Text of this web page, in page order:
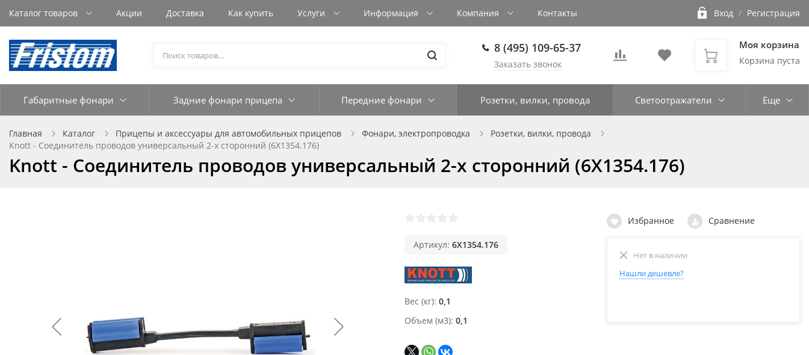
Каталог товаров Акции Доставка Как купить Услуги Информация Компания Контакты Вход / Регистрация
8 (495) 109-65-37
Заказать звонок
Моя корзина
Корзина пуста
Габаритные фонари Задние фонари прицепа Передние фонари Розетки, вилки, провода Светоотражатели Еще
Главная Каталог Прицепы и аксессуары для автомобильных прицепов Фонари, электропроводка
Розетки, вилки, провода
Knott - Соединитель проводов универсальный 2-х сторонний (6X1354.176)
Knott - Соединитель проводов универсальный 2-х сторонний (6X1354.176)
Артикул: 6X1354.176
Вес (кг) 0,1
Объем (м3) 0,1
Избранное Сравнение
Нет в наличии
Нашли дешевле?